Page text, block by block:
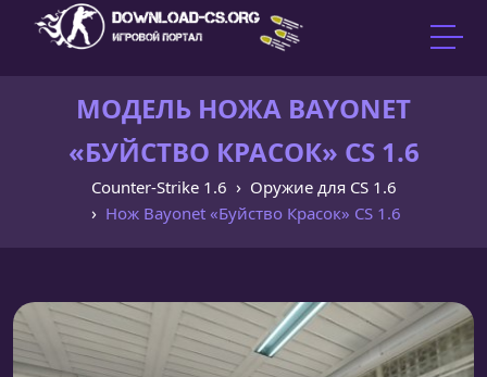
МОДЕЛЬ НОЖА BAYONET
«БУЙСТВО КРАСОК» CS 1.6
Counter-Strike 1.6
Оружие для CS 1.6
Нож Bayonet «Буйство Красок» CS 1.6